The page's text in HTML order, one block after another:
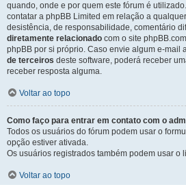
quando, onde e por quem este fórum é
contatar a phpBB Limited em relação a
desistência, de responsabilidade, comentário
diretamente relacionado com o site
phpBB por si próprio. Caso envie algum e-mail
de terceiros deste software, poderá receber
receber resposta alguma.
Voltar ao topo
Como faço para entrar em contato com o
Todos os usuários do fórum podem usar o
opção estiver ativada.
Os usuários registrados também podem usar o
Voltar ao topo